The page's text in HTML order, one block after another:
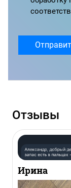
Отзывы
Ирина